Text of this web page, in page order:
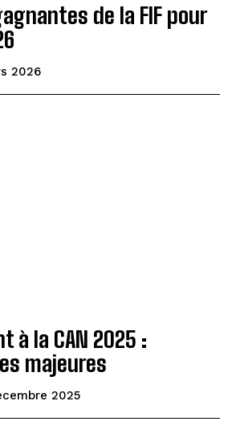
de la FIF pour
2026
à la CAN 2025 :
majeures
2025